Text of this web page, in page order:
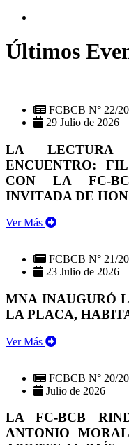
Últimos
FCBCB N° 22/
29 Julio de 2026
LA LECTURA
ENCUENTRO:
CON LA FC-
INVITADA DE
Ver Más
FCBCB N° 21/
23 Julio de 2026
MNA INAUGURÓ
LA PLACA,
Ver Más
FCBCB N° 20/
Julio de 2026
LA FC-BCB
ANTONIO